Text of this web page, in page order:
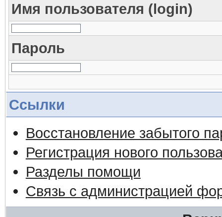
Имя пользователя (login)
Пароль
Ссылки
Восстановление забытого
Регистрация нового
Разделы помощи
Связь с администрацией